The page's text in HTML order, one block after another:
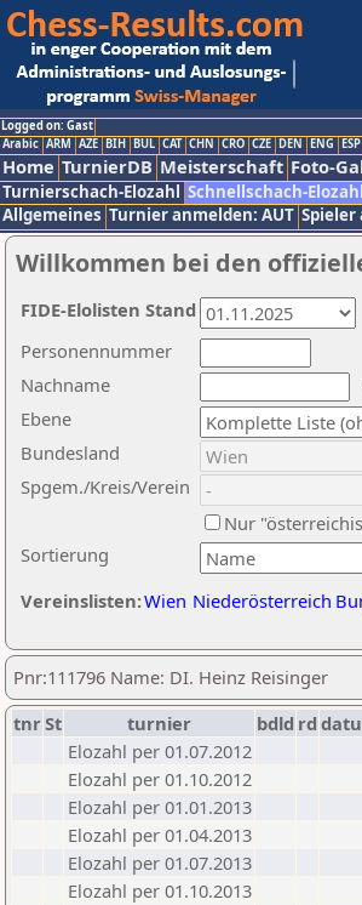
Logged on: Gast
Arabic ARM AZE BIH BUL CAT CHN CRO CZE DEN ENG ESP
Home TurnierDB Meisterschaft Foto-
Turnierschach-Elozahl Schnellschach-Elozahl
Allgemeines Turnier anmelden: AUT Spieler
Willkommen bei den
Nachname
Ebene
Sortierung
Personennummer
Bundesland
Spgem./Kreis/Verein
Nur
Vereinslisten:Wien Niederösterreich
FIDE-Elolisten Stand
Pnr:111796 Name: DI. Heinz Reisinger
tnrSt turnier bdld rd
Elozahl per 01.07.2012
Elozahl per 01.10.2012
Elozahl per 01.01.2013
Elozahl per 01.04.2013
Elozahl per 01.07.2013
Elozahl per 01.10.2013